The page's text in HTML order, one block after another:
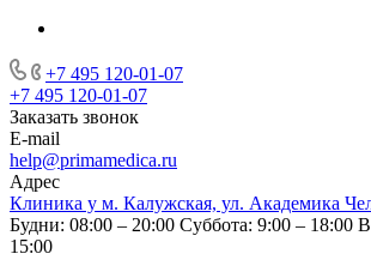
+7 495 120-01-07
+7 495 120-01-07
Заказать звонок
E-mail
help@primamedica.ru
Адрес
Клиника у м. Калужская, ул. Академика
Будни: 08:00 – 20:00 Суббота: 9:00 – 18:00
15:00